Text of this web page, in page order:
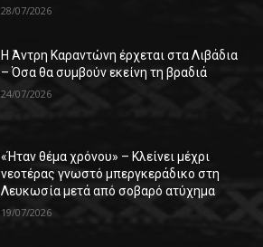
28/07/2026
Η Άντρη Καραντώνη έρχεται στα Λιβάδια
– Όσα θα συμβούν εκείνη τη βραδιά
24/07/2026
«Ήταν θέμα χρόνου» – Κλείνει μέχρι
νεοτέρας γνωστό μπεργκεράδικο στη
Λευκωσία μετά από σοβαρό ατύχημα
19/07/2026